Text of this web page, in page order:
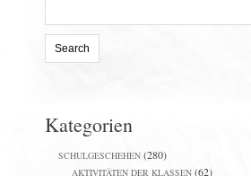
Kategorien
SCHULGESCHEHEN(280)
AKTIVITÄTEN DER KLASSEN(62)